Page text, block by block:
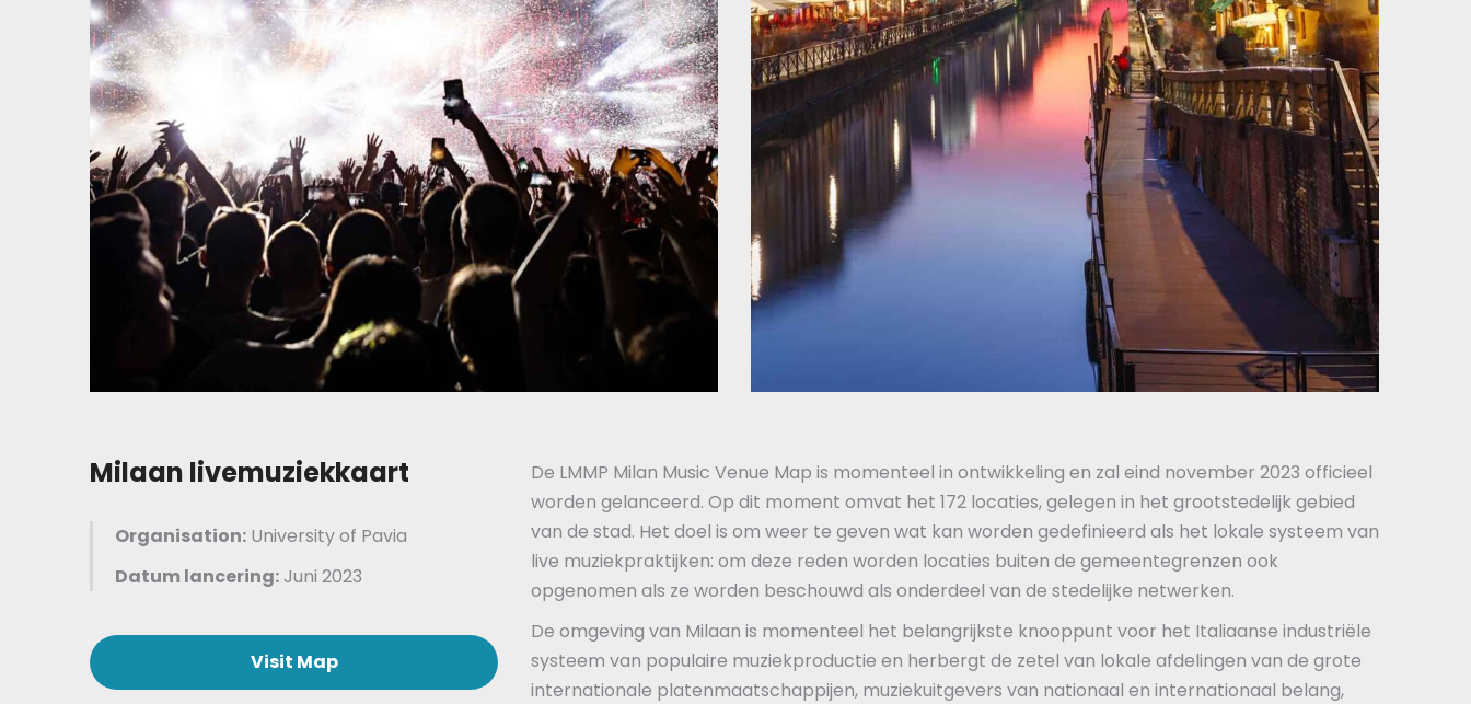
Milaan livemuziekkaart
Organisation: University of Pavia
Datum lancering: Juni 2023
Visit Map
De LMMP Milan Music Venue Map is momenteel in ontwikkeling en zal eind november 2023 officieel
worden gelanceerd. Op dit moment omvat het 172 locaties, gelegen in het grootstedelijk gebied
van de stad. Het doel is om weer te geven wat kan worden gedefinieerd als het lokale systeem van
live muziekpraktijken: om deze reden worden locaties buiten de gemeentegrenzen ook
opgenomen als ze worden beschouwd als onderdeel van de stedelijke netwerken.
De omgeving van Milaan is momenteel het belangrijkste knooppunt voor het Italiaanse industriële
systeem van populaire muziekproductie en herbergt de zetel van lokale afdelingen van de grote
internationale platenmaatschappijen, muziekuitgevers van nationaal en internationaal belang,